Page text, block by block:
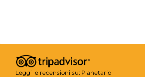
Leggi le recensioni su: Planetario